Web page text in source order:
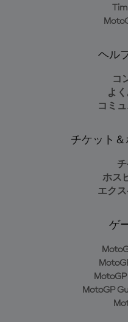
ヘル
コ
よ
コミ
チケット＆
ホス
エク
ゲ
MotoGP